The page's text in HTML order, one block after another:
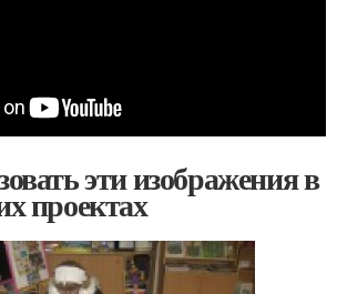
эти изображения в
проектах